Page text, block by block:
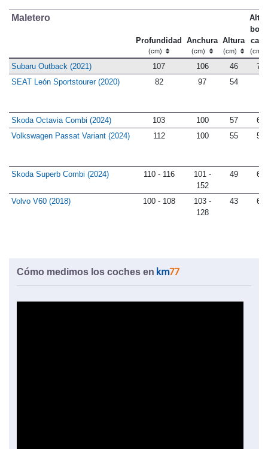
Maletero
Profundidad
(cm)
Anchura
(cm)
Altura
(cm) (cm)
Subaru Outback (2021) 107 106 46
73
SEAT León Sportstourer (2020)
82 97 54
Skoda Octavia Combi (2024) 103 100 57
65
Volkswagen Passat Variant (2024)
112 100 55 59
Skoda Superb Combi (2024) 110 - 116
101 -
152
49 64
Volvo V60 (2018) 100 - 108
103 -
128
43 62
Cómo medimos los coches en